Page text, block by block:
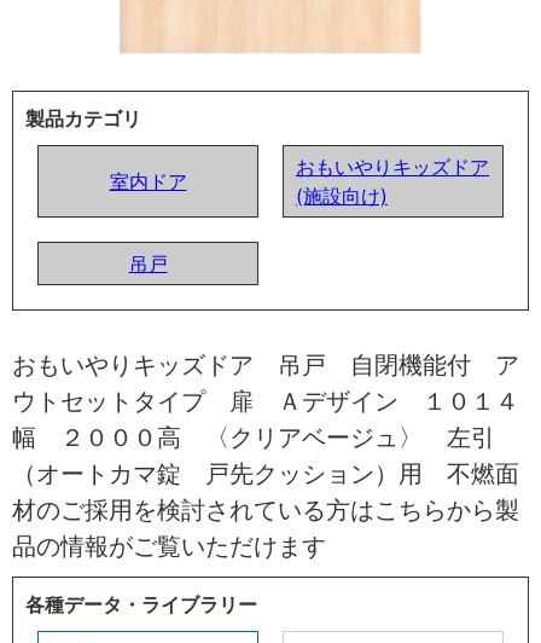
製品カテゴリ
室内ドア
おもいやりキッズドア
(施設向け)
吊戸
おもいやりキッズドア 吊戸 自閉機能付 ア
ウトセットタイプ 扉 Ａデザイン １０１４
幅 ２０００高 〈クリアベージュ〉 左引
（オートカマ錠 戸先クッション）用 不燃面
材のご採用を検討されている方はこちらから製
品の情報がご覧いただけます
各種データ・ライブラリー